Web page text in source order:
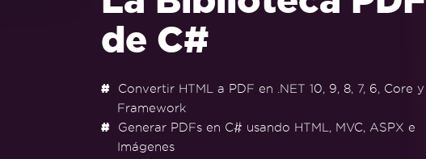
de C#
Convertir HTML a PDF en .NET 10, 9, 8, 7, 6, Core y
Framework
Generar PDFs en C# usando HTML, MVC, ASPX e
Imágenes